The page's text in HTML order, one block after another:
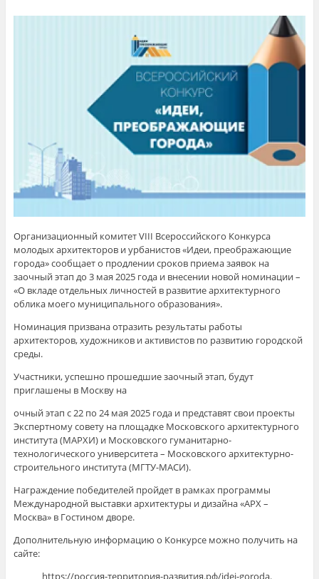
Организационный комитет VIII Всероссийского Конкурса
молодых архитекторов и урбанистов «Идеи, преображающие
города» сообщает о продлении сроков приема заявок на
заочный этап до 3 мая 2025 года и внесении новой номинации –
«О вкладе отдельных личностей в развитие архитектурного
облика моего муниципального образования».
Номинация призвана отразить результаты работы
архитекторов, художников и активистов по развитию городской
среды.
Участники, успешно прошедшие заочный этап, будут
приглашены в Москву на
очный этап с 22 по 24 мая 2025 года и представят свои проекты
Экспертному совету на площадке Московского архитектурного
института (МАРХИ) и Московского гуманитарно-
технологического университета – Московского архитектурно-
строительного института (МГТУ-МАСИ).
Награждение победителей пройдет в рамках программы
Международной выставки архитектуры и дизайна «АРХ –
Москва» в Гостином дворе.
Дополнительную информацию о Конкурсе можно получить на
сайте:
https://россия-территория-развития.рф/idei-goroda.